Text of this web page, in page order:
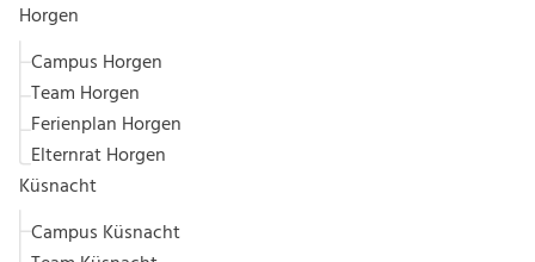
Horgen
Campus Horgen
Team Horgen
Ferienplan Horgen
Elternrat Horgen
Küsnacht
Campus Küsnacht